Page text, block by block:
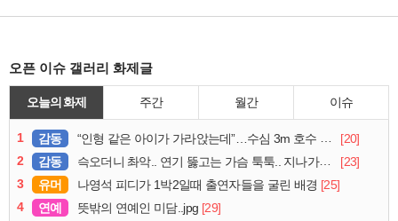
오픈 이슈 갤러리 화제글
오늘의 화제 주간 월간 이슈
1 감동 “인형 같은 아이가 가라앉는데”…수심 3m 호수 뛰어든 60대 의인
[20]
2
감동 슥오더니 촤악.. 연기 뚫고는 가슴 툭툭.. 지나가던 아재의 정체
[23]
3
유머 나영석 피디가 1박2일때 출연자들을 굴린 배경 [25]
4
연예 뜻밖의 연예인 미담..jpg [29]